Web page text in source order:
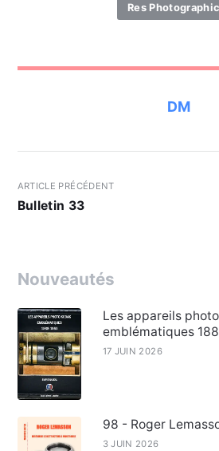
Res
DM
ARTICLE PRÉCÉDENT
Bulletin 33
Nouveautés
Les appareils
emblématiques
17 JUIN 2026
98 - Roger
3 JUIN 2026